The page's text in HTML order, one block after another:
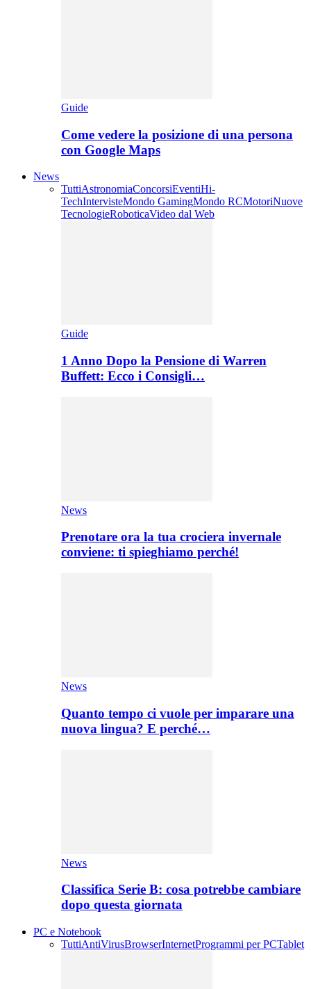
Guide
Come vedere la posizione di una persona
con Google Maps
News
TuttiAstronomiaConcorsiEventiHi-
TechIntervisteMondo GamingMondo RCMotoriNuove
TecnologieRoboticaVideo dal Web
Guide
1 Anno Dopo la Pensione di Warren
Buffett: Ecco i Consigli…
News
Prenotare ora la tua crociera invernale
conviene: ti spieghiamo perché!
News
Quanto tempo ci vuole per imparare una
nuova lingua? E perché…
News
Classifica Serie B: cosa potrebbe cambiare
dopo questa giornata
PC e Notebook
TuttiAntiVirusBrowserInternetProgrammi per PCTablet